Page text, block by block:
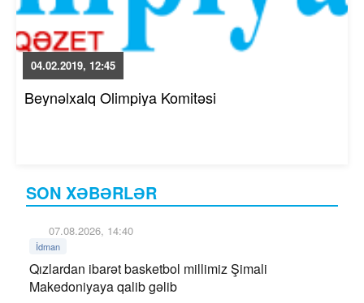
SON XƏBƏRLƏR
07.08.2026, 14:40
İdman
Qızlardan ibarət basketbol millimiz Şimali
Makedoniyaya qalib gəlib
04.02.2019, 12:45
Beynəlxalq Olimpiya Komitəsi